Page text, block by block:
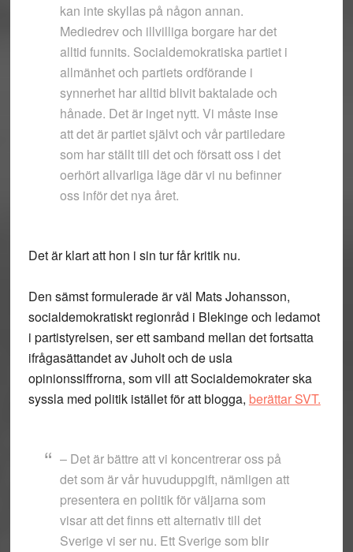
kan inte skyllas på någon annan.
Mediedrev och illvilliga borgare har det
alltid funnits. Socialdemokratiska partiet i
allmänhet och partiets ordförande i
synnerhet har alltid blivit baktalade och
hånade. Det är inget nytt. Vi måste inse
att det är partiet självt och vår partiledare
som har ställt till det och försatt oss i det
oerhört allvarliga läge där vi nu befinner
oss inför det nya året.
Det är klart att hon i sin tur får kritik nu.
Den sämst formulerade är väl Mats Johansson,
socialdemokratiskt regionråd i Blekinge och ledamot
i partistyrelsen, ser ett samband mellan det fortsatta
ifrågasättandet av Juholt och de usla
opinionssiffrorna, som vill att Socialdemokrater ska
syssla med politik istället för att blogga, berättar SVT.
– Det är bättre att vi koncentrerar oss på
det som är vår huvuduppgift, nämligen att
presentera en politik för väljarna som
visar att det finns ett alternativ till det
Sverige vi ser nu. Ett Sverige som blir